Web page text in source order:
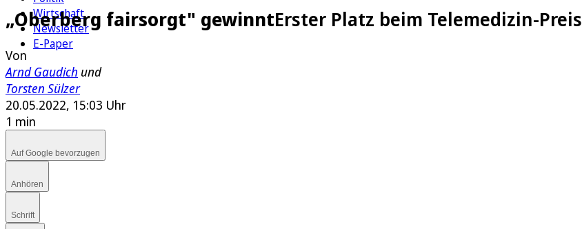
Wirtschaft
Newsletter
E-Paper
„Oberberg fairsorgt" gewinntErster Platz beim Telemedizin-Preis
Von
Arnd Gaudich und
Torsten Sülzer
20.05.2022, 15:03 Uhr
1 min
Auf Google bevorzugen
Anhören
Schrift